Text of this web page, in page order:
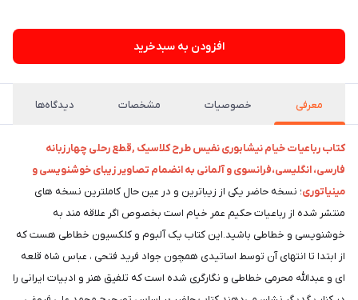
۷۳ فروش در هفته گذشته
افزودن به سبدخرید
معرفی خصوصیات مشخصات دیدگاه‌ها
کتاب رباعیات خیام نیشابوری نفیس طرح کلاسیک ,قطع رحلی چهارزبانه
فارسی، انگلیسی،فرانسوی و آلمانی به انضمام تصاویر زیبای خوشنویسی و
مینیاتوری؛ نسخه حاضر یکی از زیباترین و در عین حال کاملترین نسخه های
منتشر شده از رباعیات حکیم عمر خیام است بخصوص اگر علاقه مند به
خوشنویسی و خطاطی باشید.این کتاب یک آلبوم و کلکسیون خطاطی هست که
از ابتدا تا انتهای آن توسط اساتیدی همچون جواد فرید فتحی ، عباس شاه قلعه
ای و عبدالله محرمی خطاطی و نگارگری شده است که تلفیق هنر و ادبیات ایرانی را